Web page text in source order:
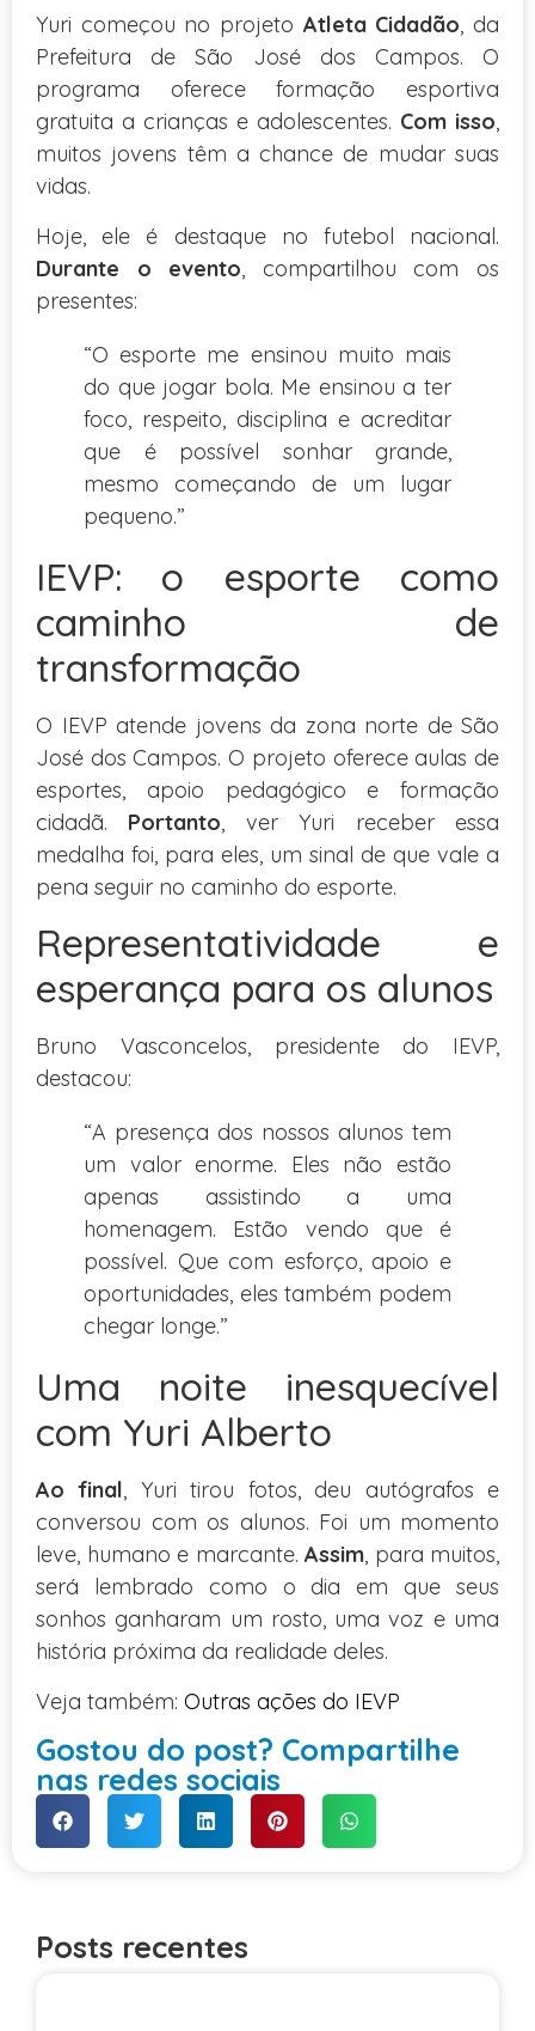
Yuri começou no projeto Atleta Cidadão, da
Prefeitura de São José dos Campos. O
programa oferece formação esportiva
gratuita a crianças e adolescentes. Com isso,
muitos jovens têm a chance de mudar suas
vidas.
Hoje, ele é destaque no futebol nacional.
Durante o evento, compartilhou com os
presentes:
“O esporte me ensinou muito mais
do que jogar bola. Me ensinou a ter
foco, respeito, disciplina e acreditar
que é possível sonhar grande,
mesmo começando de um lugar
pequeno.”
IEVP: o esporte como
caminho de
transformação
O IEVP atende jovens da zona norte de São
José dos Campos. O projeto oferece aulas de
esportes, apoio pedagógico e formação
cidadã. Portanto, ver Yuri receber essa
medalha foi, para eles, um sinal de que vale a
pena seguir no caminho do esporte.
Representatividade e
esperança para os alunos
Bruno Vasconcelos, presidente do IEVP,
destacou:
“A presença dos nossos alunos tem
um valor enorme. Eles não estão
apenas assistindo a uma
homenagem. Estão vendo que é
possível. Que com esforço, apoio e
oportunidades, eles também podem
chegar longe.”
Uma noite inesquecível
com Yuri Alberto
Ao final, Yuri tirou fotos, deu autógrafos e
conversou com os alunos. Foi um momento
leve, humano e marcante. Assim, para muitos,
será lembrado como o dia em que seus
sonhos ganharam um rosto, uma voz e uma
história próxima da realidade deles.
Veja também: Outras ações do IEVP
Gostou do post? Compartilhe
nas redes sociais
Posts recentes